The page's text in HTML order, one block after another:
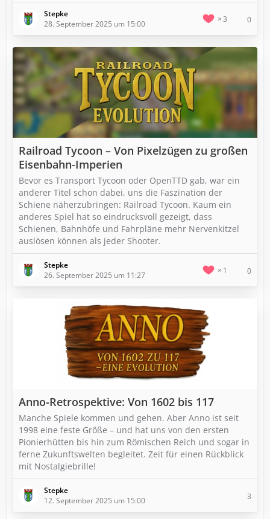
Stepke
28. September 2025 um 15:00
3 0
Railroad Tycoon – Von Pixelzügen zu großen
Eisenbahn-Imperien
Bevor es Transport Tycoon oder OpenTTD gab, war ein
anderer Titel schon dabei, uns die Faszination der
Schiene näherzubringen: Railroad Tycoon. Kaum ein
anderes Spiel hat so eindrucksvoll gezeigt, dass
Schienen, Bahnhöfe und Fahrpläne mehr Nervenkitzel
auslösen können als jeder Shooter.
Stepke
26. September 2025 um 11:27
1 0
Anno-Retrospektive: Von 1602 bis 117
Manche Spiele kommen und gehen. Aber Anno ist seit
1998 eine feste Größe – und hat uns von den ersten
Pionierhütten bis hin zum Römischen Reich und sogar in
ferne Zukunftswelten begleitet. Zeit für einen Rückblick
mit Nostalgiebrille!
Stepke
12. September 2025 um 15:00
3